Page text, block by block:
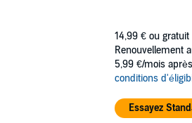
on cheating spouses and digging out old
realizes her greatest danger comes not
and Raphael find themselves fighting for
14,99 € ou gratuit
Renouvellement
5,99 €/mois
conditions
Essayez